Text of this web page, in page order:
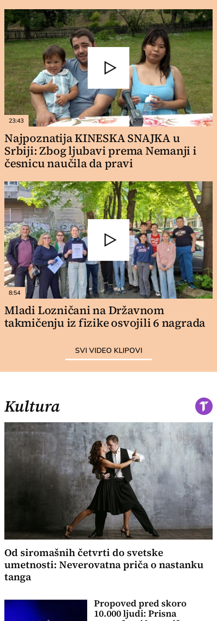
23:43
Najpoznatija KINESKA SNAJKA u
Srbiji: Zbog ljubavi prema Nemanji i
česnicu naučila da pravi
8:54
Mladi Lozničani na Državnom
takmičenju iz fizike osvojili 6 nagrada
SVI VIDEO KLIPOVI
Kultura
Od siromašnih četvrti do svetske
umetnosti: Neverovatna priča o nastanku
tanga
Propoved pred skoro
10.000 ljudi: Prisna